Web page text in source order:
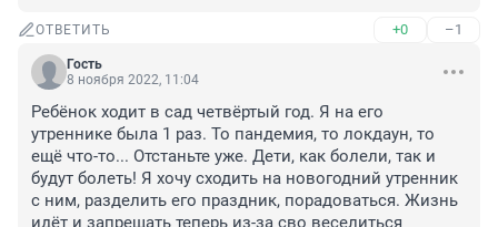
ОТВЕТИТЬ +0 –1
Гость
8 ноября 2022, 11:04
Ребёнок ходит в сад четвёртый год. Я на его
утреннике была 1 раз. То пандемия, то локдаун, то
ещё что-то... Отстаньте уже. Дети, как болели, так и
будут болеть! Я хочу сходить на новогодний утренник
с ним, разделить его праздник, порадоваться. Жизнь
идёт и запрещать теперь из-за сво веселиться